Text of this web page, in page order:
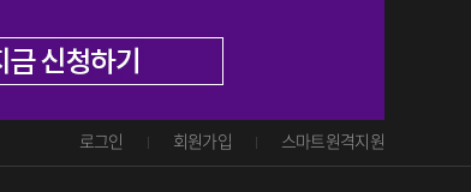
로그인 회원가입 스마트원격지원